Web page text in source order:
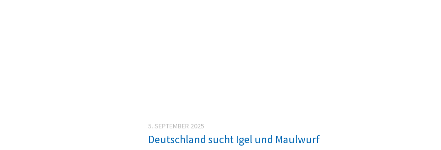
5. SEPTEMBER 2025
Deutschland sucht Igel und Maulwurf